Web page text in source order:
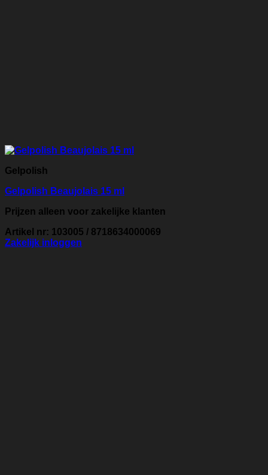
Gelpolish
Gelpolish Beaujolais 15 ml
Prijzen alleen voor zakelijke klanten
Artikel nr: 103005 / 8718634000069
Zakelijk inloggen